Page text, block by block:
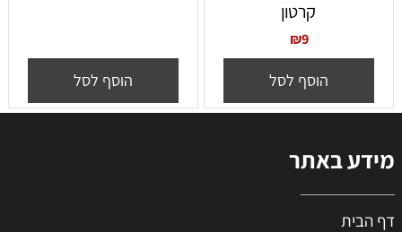
קרטון
₪9
הוסף לסל הוסף לסל
מידע באתר
דף הבית